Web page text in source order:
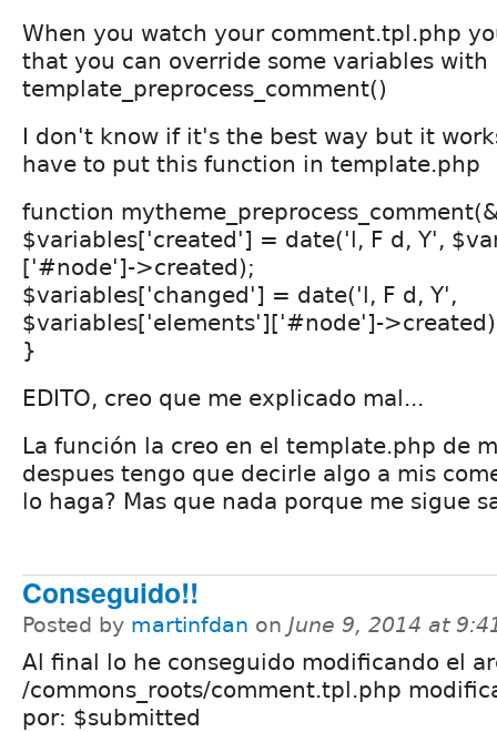
When you watch your comment.tpl.php
that you can override some variables with
template_preprocess_comment()
I don't know if it's the best way but it
have to put this function in template.php
function
$variables['created'] = date('l, F d, Y',
['#node']->created);
$variables['changed'] = date('l, F d, Y',
$variables['elements']['#node']-
}
EDITO, creo que me explicado mal...
La función la creo en el template.php de
despues tengo que decirle algo a mis
lo haga? Mas que nada porque me sigue
Conseguido!!
Posted by martinfdan on June 9, 2014 at
Al final lo he conseguido modificando el
/commons_roots/comment.tpl.php
por: $submitted